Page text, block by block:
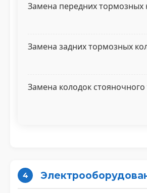
Замена передних тормозных
Замена задних тормозных
Замена колодок
4